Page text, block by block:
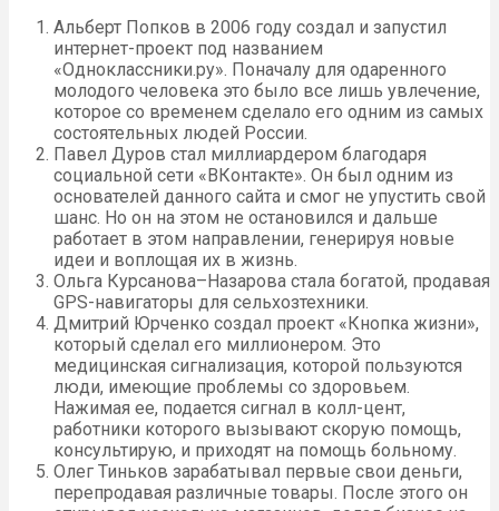
Альберт Попков в 2006 году создал и запустил
интернет-проект под названием
«Одноклассники.ру». Поначалу для одаренного
молодого человека это было все лишь увлечение,
которое со временем сделало его одним из самых
состоятельных людей России.
Павел Дуров стал миллиардером благодаря
социальной сети «ВКонтакте». Он был одним из
основателей данного сайта и смог не упустить свой
шанс. Но он на этом не остановился и дальше
работает в этом направлении, генерируя новые
идеи и воплощая их в жизнь.
Ольга Курсанова–Назарова стала богатой, продавая
GPS-навигаторы для сельхозтехники.
Дмитрий Юрченко создал проект «Кнопка жизни»,
который сделал его миллионером. Это
медицинская сигнализация, которой пользуются
люди, имеющие проблемы со здоровьем.
Нажимая ее, подается сигнал в колл-цент,
работники которого вызывают скорую помощь,
консультирую, и приходят на помощь больному.
Олег Тиньков зарабатывал первые свои деньги,
перепродавая различные товары. После этого он